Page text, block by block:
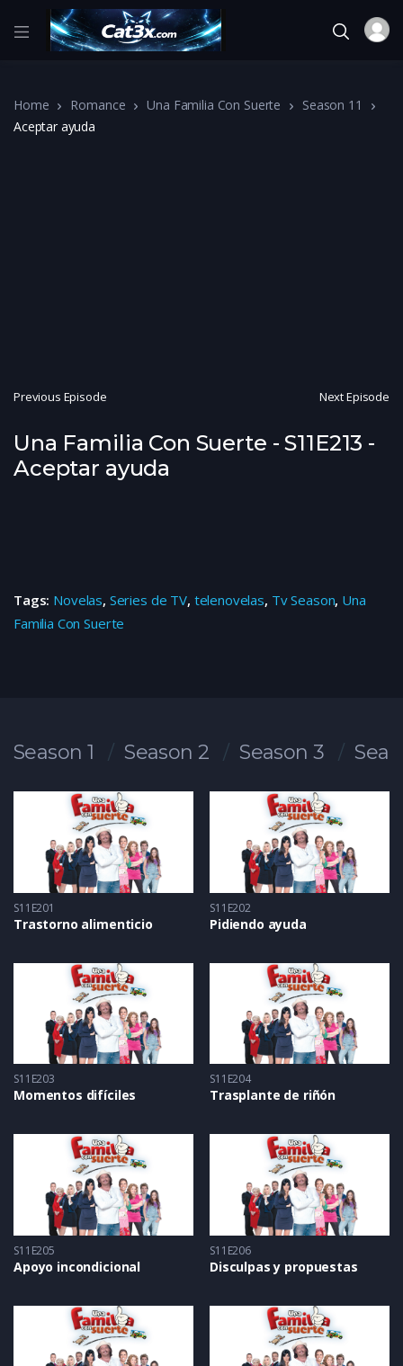
Home Romance Una Familia Con Suerte
Season 11
Aceptar ayuda
Previous Episode Next Episode
Una Familia Con Suerte - S11E213 -
Aceptar ayuda
Tags: Novelas, Series de TV, telenovelas, Tv Season, Una
Familia Con Suerte
Season 1 Season 2 Season 3
S11E201
Trastorno alimenticio
S11E202
Pidiendo ayuda
S11E203
Momentos difíciles
S11E204
Trasplante de riñón
S11E205
Apoyo incondicional
S11E206
Disculpas y propuestas